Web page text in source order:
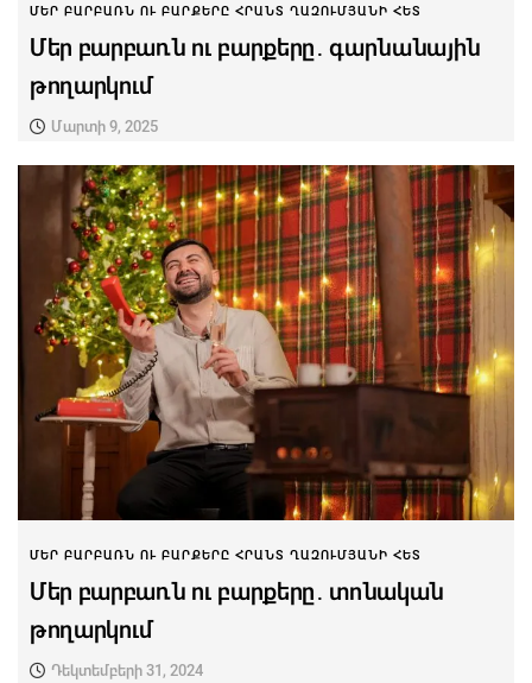
ՄԵՐ ԲԱՐԲԱՌՆ ՈՒ ԲԱՐՔԵՐԸ ՀՐԱՆՏ ՂԱԶՈՒՄՅԱՆԻ ՀԵՏ
Մեր բարբառն ու բարքերը․ գարնանային
թողարկում
Մարտի 9, 2025
ՄԵՐ ԲԱՐԲԱՌՆ ՈՒ ԲԱՐՔԵՐԸ ՀՐԱՆՏ ՂԱԶՈՒՄՅԱՆԻ ՀԵՏ
Մեր բարբառն ու բարքերը․ տոնական
թողարկում
Դեկտեմբերի 31, 2024